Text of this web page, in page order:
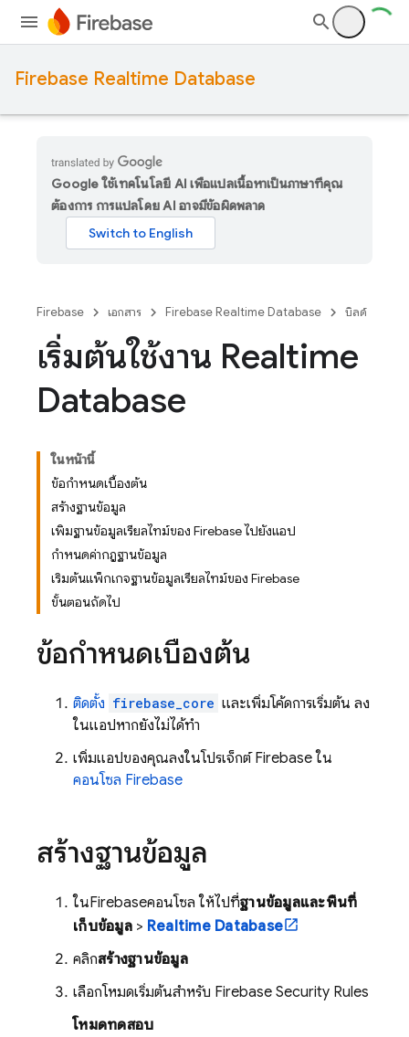
Firebase Realtime Database
Google ใช้เทคโนโลยี AI เพื่อแปลเนื้อหาเป็นภาษาที่คุณ
ต้องการ การแปลโดย AI อาจมีข้อผิดพลาด
Firebase เอกสาร Firebase Realtime Database บิลด์
เริ่มต้นใช้งาน Realtime
Database
ในหน้านี้
ข้อกำหนดเบื้องต้น
สร้างฐานข้อมูล
เพิ่มฐานข้อมูลเรียลไทม์ของ Firebase ไปยังแอป
กำหนดค่ากฎฐานข้อมูล
เริ่มต้นแพ็กเกจฐานข้อมูลเรียลไทม์ของ Firebase
ขั้นตอนถัดไป
ข้อกำหนดเบื้องต้น
ติดตั้ง firebase_core และเพิ่มโค้ดการเริ่มต้น ลง
ในแอปหากยังไม่ได้ทำ
เพิ่มแอปของคุณลงในโปรเจ็กต์ Firebase ใน
คอนโซล Firebase
สร้างฐานข้อมูล
ในFirebaseคอนโซล ให้ไปที่ฐานข้อมูลและพื้นที่
เก็บข้อมูล> Realtime Database
คลิกสร้างฐานข้อมูล
เลือกโหมดเริ่มต้นสำหรับ Firebase Security Rules
โหมดทดสอบ